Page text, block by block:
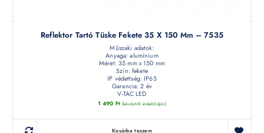
Reflektor Tartó Tüske Fekete 35 X 150 Mm – 7535
Műszaki adatok:
Anyaga: alumínium
Méret: 35 mm x 150 mm
Szín: fekete
IP védettség: IP65
Garancia: 2 év
V-TAC LED
1 490 Ft (készletről érdeklődjön)
Kosárba teszem